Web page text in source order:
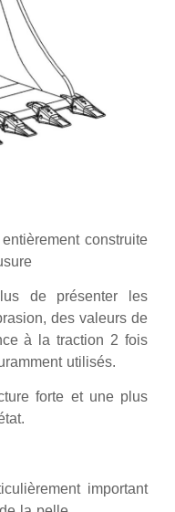
construite
de présenter les
des valeurs de
à la traction 2 fois
utilisés.
forte et une plus
important